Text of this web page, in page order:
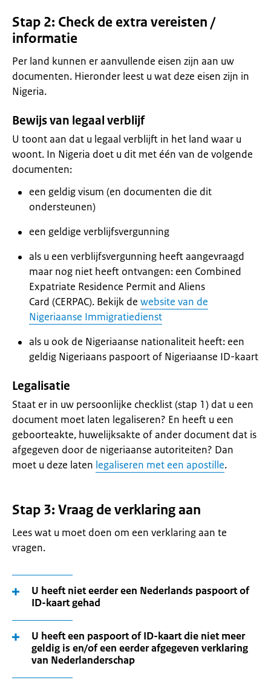
Stap 2: Check de extra vereisten /
informatie
Per land kunnen er aanvullende eisen zijn aan uw
documenten. Hieronder leest u wat deze eisen zijn in
Nigeria.
Bewijs van legaal verblijf
U toont aan dat u legaal verblijft in het land waar u
woont. In Nigeria doet u dit met één van de volgende
documenten:
een geldig visum (en documenten die dit
ondersteunen)
een geldige verblijfsvergunning
als u een verblijfsvergunning heeft aangevraagd
maar nog niet heeft ontvangen: een Combined
Expatriate Residence Permit and Aliens
Card (CERPAC). Bekijk de website van de
Nigeriaanse Immigratiedienst
als u ook de Nigeriaanse nationaliteit heeft: een
geldig Nigeriaans paspoort of Nigeriaanse ID-kaart
Legalisatie
Staat er in uw persoonlijke checklist (stap 1) dat u een
document moet laten legaliseren? En heeft u een
geboorteakte, huwelijksakte of ander document dat is
afgegeven door de nigeriaanse autoriteiten? Dan
moet u deze laten legaliseren met een apostille.
Stap 3: Vraag de verklaring aan
Lees wat u moet doen om een verklaring aan te
vragen.
U heeft niet eerder een Nederlands paspoort of
ID-kaart gehad
U heeft een paspoort of ID-kaart die niet meer
geldig is en/of een eerder afgegeven verklaring
van Nederlanderschap